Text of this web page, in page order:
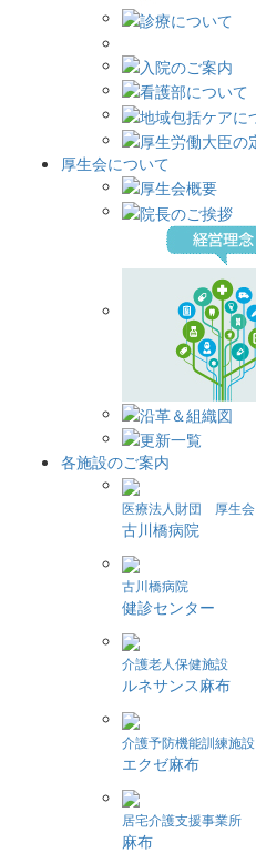
厚生会について
各施設のご案内
医療法人財団 厚生会
古川橋病院
古川橋病院
健診センター
介護老人保健施設
ルネサンス麻布
介護予防機能訓練施設
エクゼ麻布
居宅介護支援事業所
麻布